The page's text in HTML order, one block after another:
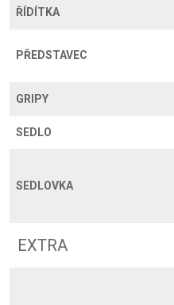
ŘÍDÍTKA
PŘEDSTAVEC
GRIPY
SEDLO
SEDLOVKA
EXTRA